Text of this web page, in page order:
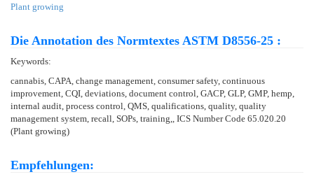
Plant growing
Die Annotation des Normtextes ASTM D8556-25 :
Keywords:
cannabis, CAPA, change management, consumer safety, continuous
improvement, CQI, deviations, document control, GACP, GLP, GMP, hemp,
internal audit, process control, QMS, qualifications, quality, quality
management system, recall, SOPs, training,, ICS Number Code 65.020.20
(Plant growing)
Empfehlungen: